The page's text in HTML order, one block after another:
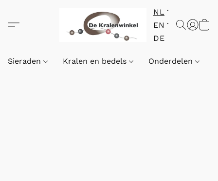
NL
EN
DE
Sieraden Kralen en bedels Onderdelen